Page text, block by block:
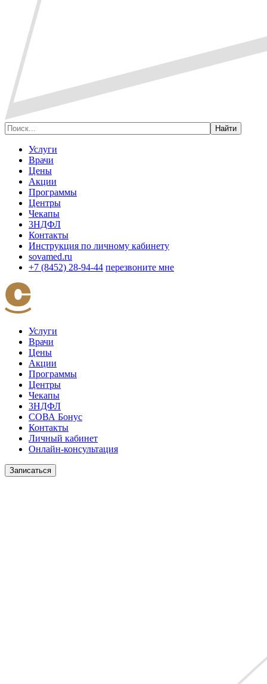
Услуги
Врачи
Цены
Акции
Программы
Центры
Чекапы
3НДФЛ
Контакты
Инструкция по личному кабинету
sovamed.ru
+7 (8452) 28-94-44 перезвоните мне
Услуги
Врачи
Цены
Акции
Программы
Центры
Чекапы
3НДФЛ
СОВА Бонус
Контакты
Личный кабинет
Онлайн-консультация
Записаться